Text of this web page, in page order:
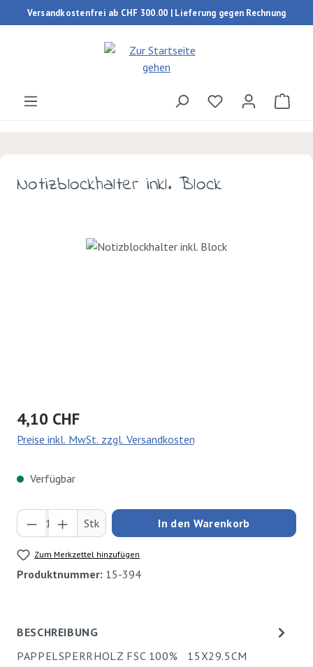
Zum Hauptinhalt springen
Versandkostenfrei ab CHF 300.00 | Lieferung gegen Rechnung
Du hast 0
Notizblockhalter inkl. Block
Bildergalerie überspringen
Regulärer Preis:
4,10 CHF
Preise inkl. MwSt. zzgl. Versandkosten
Verfügbar
Produkt Anzahl: Gib den gewünschten Wert
Stk In den Warenkorb
Zum Merkzettel hinzufügen
Produktnummer: 15-394
BESCHREIBUNG
PAPPELSPERRHOLZ FSC 100% 15X29.5CM